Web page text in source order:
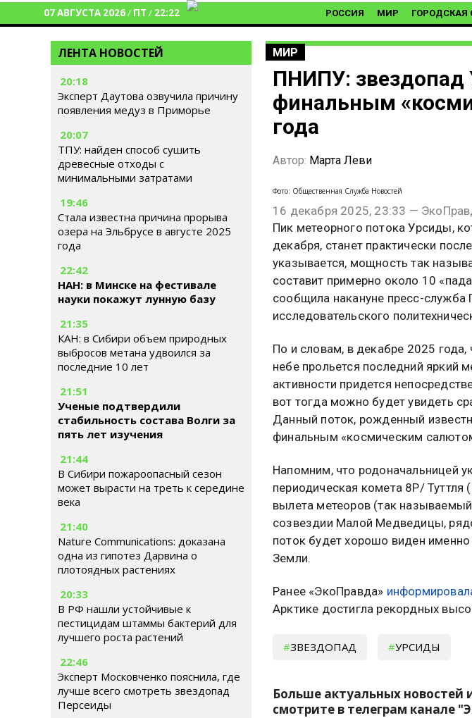
07 АВГУСТА 2026/ ПТ / 22:22 РОССИЯ МИР ГОРОДСКАЯ
ЛЕНТА НОВОСТЕЙ
20:18
Эксперт Даутова озвучила причину
появления медуз в Приморье
20:07
ТПУ: найден способ сушить
древесные отходы с
минимальными затратами
19:46
Стала известна причина прорыва
озера на Эльбрусе в августе 2025
года
22:42
НАН: в Минске на фестивале
науки покажут лунную базу
21:35
КАН: в Сибири объем природных
выбросов метана удвоился за
последние 10 лет
21:51
Ученые подтвердили
стабильность состава Волги за
пять лет изучения
21:44
В Сибири пожароопасный сезон
может вырасти на треть к середине
века
21:40
Nature Communications: доказана
одна из гипотез Дарвина о
плотоядных растениях
20:33
В РФ нашли устойчивые к
пестицидам штаммы бактерий для
лучшего роста растений
22:46
Эксперт Московченко пояснила, где
лучше всего смотреть звездопад
Персеиды
МИР
ПНИПУ: звездопад
финальным
года
Автор: Марта Леви
Фото: Общественная Служба Новостей
16 декабря 2025, 23:33 —
Пик метеорного потока Урсиды,
декабря, станет практически
указывается, мощность так
составит примерно около 10
сообщила накануне пресс-служба
исследовательского
По и словам, в декабре 2025 года,
небе прольется последний яркий
активности придется
вот тогда можно будет увидеть
Данный поток, рожденный
финальным «космическим
Напомним, что родоначальницей
периодическая комета 8Р/
вылета метеоров (так
созвездии Малой Медведицы,
поток будет хорошо виден
Земли.
Ранее «ЭкоПравда»
Арктике достигла рекордных
ЗВЕЗДОПАД УРСИДЫ
Больше актуальных новостей
смотрите в телеграм канале